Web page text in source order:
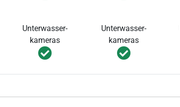
Unterwasser-
kameras
Unterwasser-
kameras